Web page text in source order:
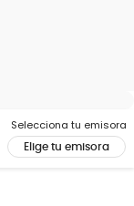
Selecciona tu emisora
Elige tu emisora